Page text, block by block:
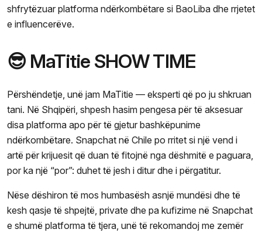
shfrytëzuar platforma ndërkombëtare si BaoLiba dhe rrjetet
e influencerëve.
😎 MaTitie SHOW TIME
Përshëndetje, unë jam MaTitie — eksperti që po ju shkruan
tani. Në Shqipëri, shpesh hasim pengesa për të aksesuar
disa platforma apo për të gjetur bashkëpunime
ndërkombëtare. Snapchat në Chile po rritet si një vend i
artë për krijuesit që duan të fitojnë nga dëshmitë e paguara,
por ka një “por”: duhet të jesh i ditur dhe i përgatitur.
Nëse dëshiron të mos humbasësh asnjë mundësi dhe të
kesh qasje të shpejtë, private dhe pa kufizime në Snapchat
e shumë platforma të tjera, unë të rekomandoj me zemër